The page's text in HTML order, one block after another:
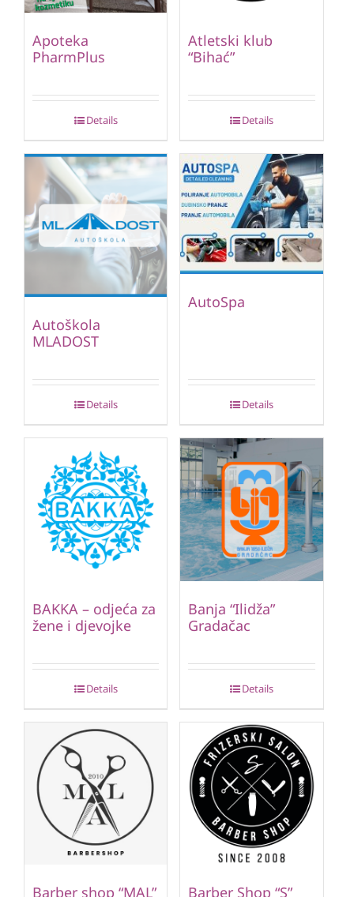
Apoteka
PharmPlus
Details
Atletski klub
“Bihać”
Details
Autoškola
MLADOST
Details
AutoSpa
Details
BAKKA – odjeća za
žene i djevojke
Details
Banja “Ilidža”
Gradačac
Details
Barber shop “MAL” Barber Shop “S”